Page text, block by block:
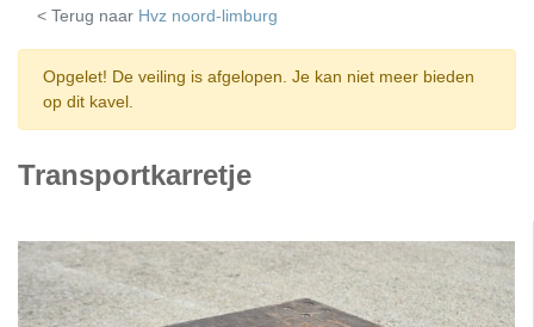
< Terug naar Hvz noord-limburg
Opgelet! De veiling is afgelopen. Je kan niet meer bieden
op dit kavel.
Transportkarretje